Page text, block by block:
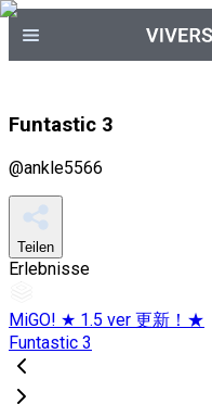
Funtastic 3
@ankle5566
Teilen
Erlebnisse
MiGO! ★ 1.5 ver 更新！★
Funtastic 3